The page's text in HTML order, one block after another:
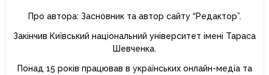
Про автора: Засновник та автор сайту “Редактор”.
Закінчив Київський національний університет імені Тараса
Шевченка.
Понад 15 років працював в українських онлайн-медіа та